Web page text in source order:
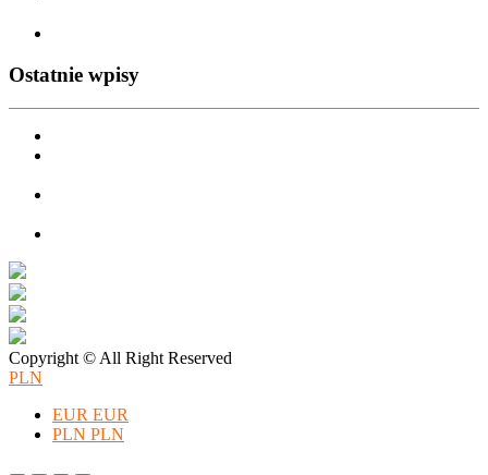
Ostatnie wpisy
Copyright © All Right Reserved
PLN
EUR EUR
PLN PLN